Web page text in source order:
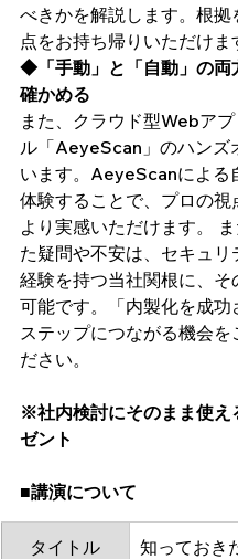
べきかを解説します。根
点をお持ち帰りいただけま
◆「手動」と「自動」の両
確かめる
また、クラウド型Webア
ル「AeyeScan」のハンズ
います。AeyeScanによる
体験することで、プロの
より実感いただけます。
た疑問や不安は、セキュ
経験を持つ当社関根に、
可能です。「内製化を成
ステップにつながる機会を
ださい。
※社内検討にそのまま使え
ゼント
■講演について
タイトル 知っておき